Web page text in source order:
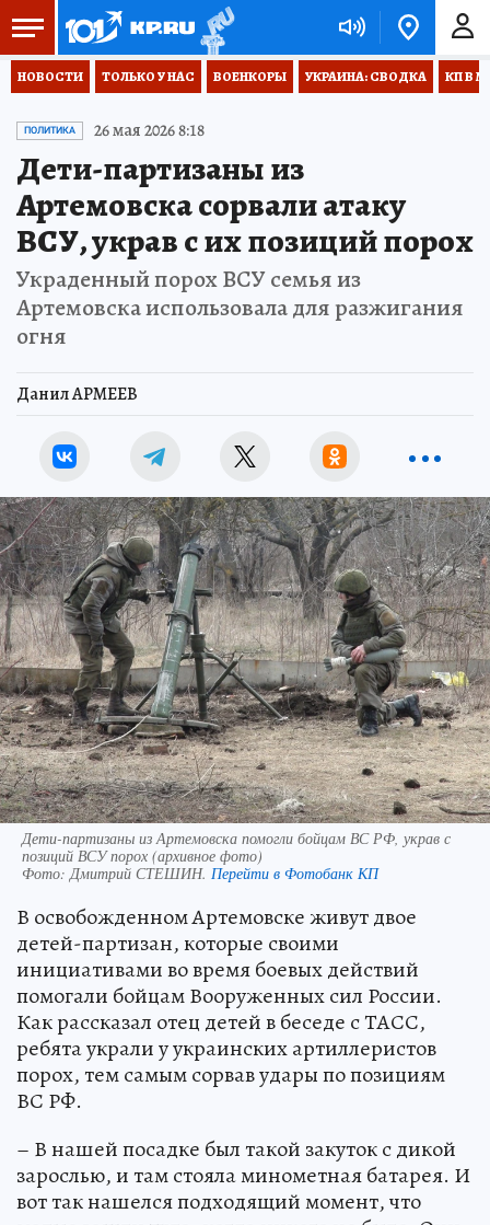
НОВОСТИ ТОЛЬКО У НАС ВОЕНКОРЫ УКРАИНА: СВОДКА КП В
ПОЛИТИКА 26 мая 2026 8:18
Дети-партизаны из
Артемовска сорвали атаку
ВСУ, украв с их позиций порох
Украденный порох ВСУ семья из
Артемовска использовала для разжигания
огня
Данил АРМЕЕВ
Дети-партизаны из Артемовска помогли бойцам ВС РФ, украв с
позиций ВСУ порох (архивное фото)
Фото: Дмитрий СТЕШИН. Перейти в Фотобанк КП
В освобожденном Артемовске живут двое
детей-партизан, которые своими
инициативами во время боевых действий
помогали бойцам Вооруженных сил России.
Как рассказал отец детей в беседе с ТАСС,
ребята украли у украинских артиллеристов
порох, тем самым сорвав удары по позициям
ВС РФ.
– В нашей посадке был такой закуток с дикой
зарослью, и там стояла минометная батарея. И
вот так нашелся подходящий момент, что